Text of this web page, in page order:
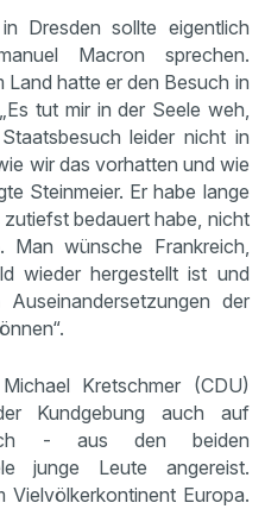
Dresden sollte eigentlich
Macron sprechen.
Land hatte er den Besuch in
tut mir in der Seele weh,
leider nicht in
wir das vorhatten und wie
Steinmeier. Er habe lange
bedauert habe, nicht
wünsche Frankreich,
wieder hergestellt ist und
der
Kretschmer (CDU)
Kundgebung auch auf
- aus den beiden
junge Leute angereist.
Vielvölkerkontinent Europa.